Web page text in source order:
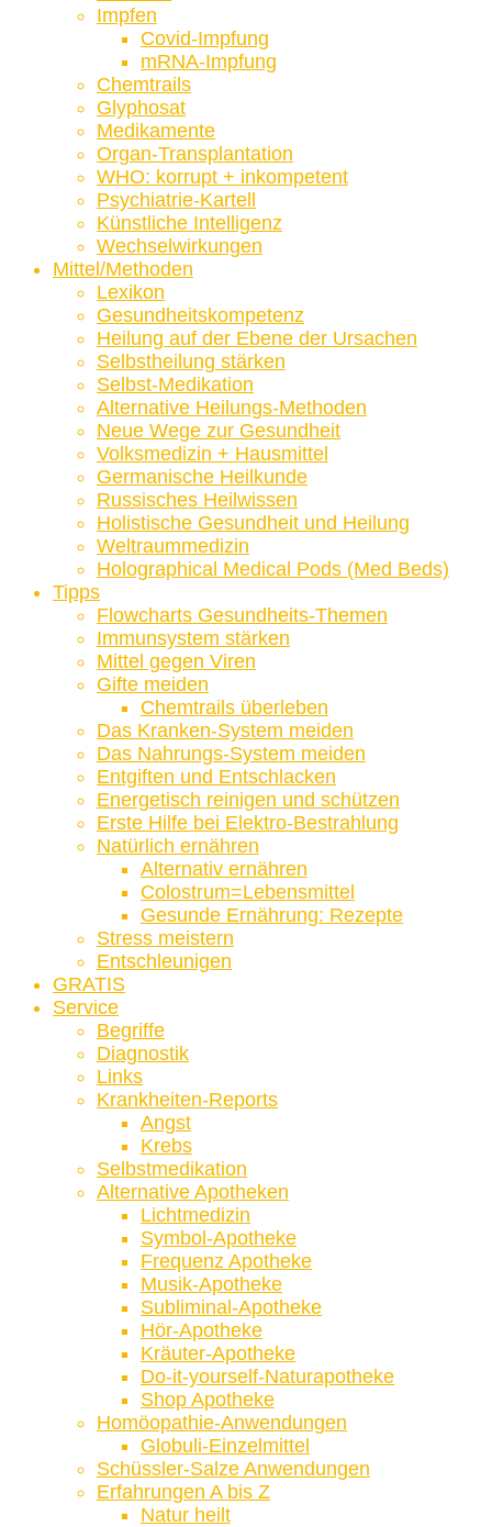
Impfen
Covid-Impfung
mRNA-Impfung
Chemtrails
Glyphosat
Medikamente
Organ-Transplantation
WHO: korrupt + inkompetent
Psychiatrie-Kartell
Künstliche Intelligenz
Wechselwirkungen
Mittel/Methoden
Lexikon
Gesundheitskompetenz
Heilung auf der Ebene der Ursachen
Selbstheilung stärken
Selbst-Medikation
Alternative Heilungs-Methoden
Neue Wege zur Gesundheit
Volksmedizin + Hausmittel
Germanische Heilkunde
Russisches Heilwissen
Holistische Gesundheit und Heilung
Weltraummedizin
Holographical Medical Pods (Med Beds)
Tipps
Flowcharts Gesundheits-Themen
Immunsystem stärken
Mittel gegen Viren
Gifte meiden
Chemtrails überleben
Das Kranken-System meiden
Das Nahrungs-System meiden
Entgiften und Entschlacken
Energetisch reinigen und schützen
Erste Hilfe bei Elektro-Bestrahlung
Natürlich ernähren
Alternativ ernähren
Colostrum=Lebensmittel
Gesunde Ernährung: Rezepte
Stress meistern
Entschleunigen
GRATIS
Service
Begriffe
Diagnostik
Links
Krankheiten-Reports
Angst
Krebs
Selbstmedikation
Alternative Apotheken
Lichtmedizin
Symbol-Apotheke
Frequenz Apotheke
Musik-Apotheke
Subliminal-Apotheke
Hör-Apotheke
Kräuter-Apotheke
Do-it-yourself-Naturapotheke
Shop Apotheke
Homöopathie-Anwendungen
Globuli-Einzelmittel
Schüssler-Salze Anwendungen
Erfahrungen A bis Z
Natur heilt